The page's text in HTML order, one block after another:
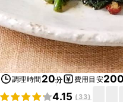
調理時間 20分 費用目安200
4.15 ( 33)